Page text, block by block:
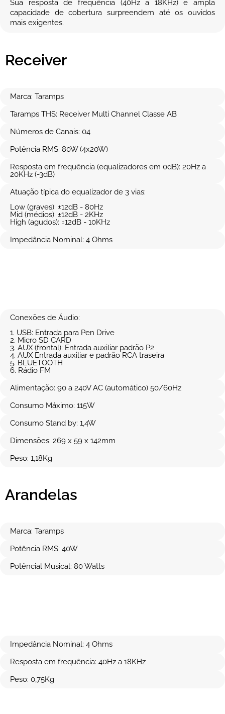
Sua resposta de frequência (40Hz a 18KHz) e ampla
capacidade de cobertura surpreendem até os ouvidos
mais exigentes.
Receiver
Marca: Taramps
Taramps THS: Receiver Multi Channel Classe AB
Números de Canais: 04
Potência RMS: 80W (4x20W)
Resposta em frequência (equalizadores em 0dB): 20Hz a
20KHz (-3dB)
Atuação típica do equalizador de 3 vias:
Low (graves): ±12dB - 80Hz
Mid (médios): ±12dB - 2KHz
High (agudos): ±12dB - 10KHz
Impedância Nominal: 4 Ohms
Conexões de Áudio:
1. USB: Entrada para Pen Drive
2. Micro SD CARD
3. AUX (frontal): Entrada auxiliar padrão P2
4. AUX Entrada auxiliar e padrão RCA traseira
5. BLUETOOTH
6. Rádio FM
Alimentação: 90 a 240V AC (automático) 50/60Hz
Consumo Máximo: 115W
Consumo Stand by: 1,4W
Dimensões: 269 x 59 x 142mm
Peso: 1,18Kg
Arandelas
Marca: Taramps
Potência RMS: 40W
Potêncial Musical: 80 Watts
Impedância Nominal: 4 Ohms
Resposta em frequência: 40Hz a 18KHz
Peso: 0,75Kg